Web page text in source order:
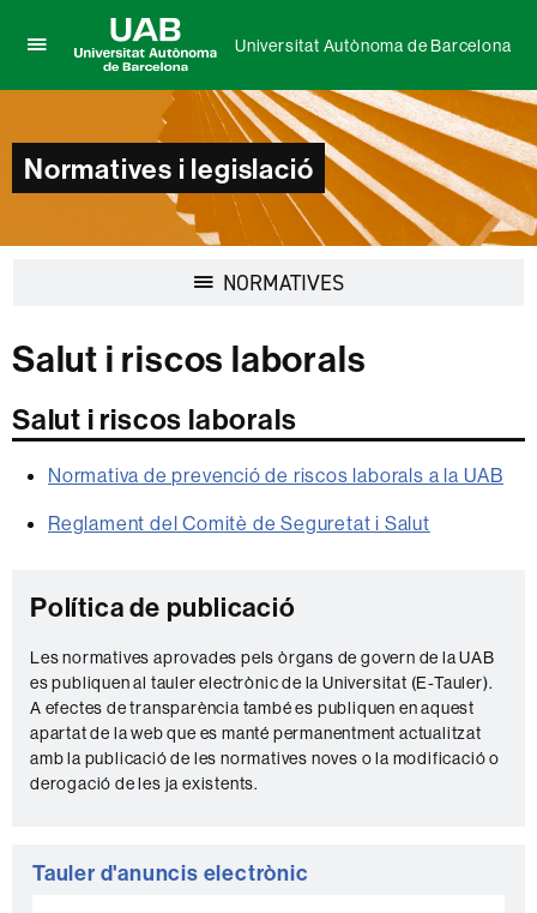
per
el
menú
deBarcelona
Universitat Autònoma de Barcelona
Normatives i legislació
NORMATIVESDesplegar
Salut i riscos laborals
Salut i riscos laborals
Normativa de prevenció de riscos laborals a la UAB
Reglament del Comitè de Seguretat i Salut
complementària
Política de publicació
Les normatives aprovades pels òrgans de govern de la UAB
es publiquen al tauler electrònic de la Universitat (E-Tauler).
A efectes de transparència també es publiquen en aquest
apartat de la web que es manté permanentment actualitzat
amb la publicació de les normatives noves o la modificació o
derogació de les ja existents.
Tauler d'anuncis electrònic